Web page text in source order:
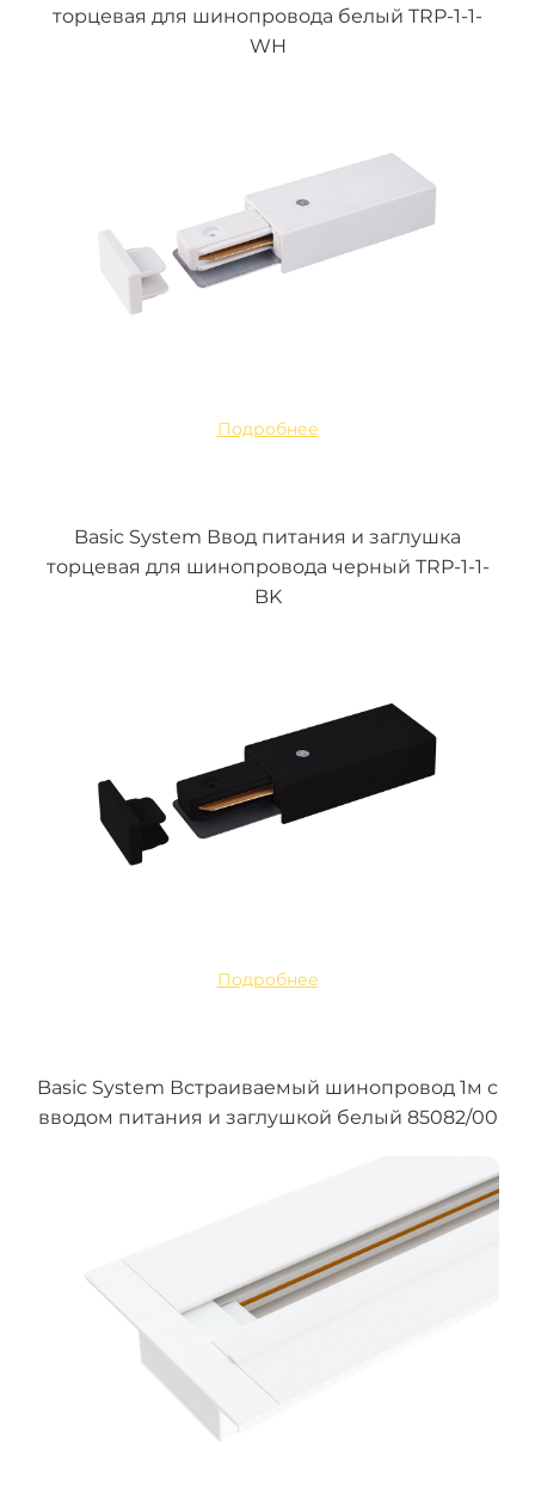
торцевая для шинопровода белый TRP-1-1-
WH
Подробнее
Basic System Ввод питания и заглушка
торцевая для шинопровода черный TRP-1-1-
BK
Подробнее
Basic System Встраиваемый шинопровод 1м с
вводом питания и заглушкой белый 85082/00